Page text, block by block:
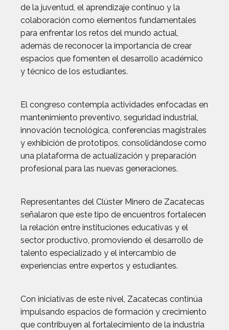
de la juventud, el aprendizaje continuo y la
colaboración como elementos fundamentales
para enfrentar los retos del mundo actual,
además de reconocer la importancia de crear
espacios que fomenten el desarrollo académico
y técnico de los estudiantes.
El congreso contempla actividades enfocadas en
mantenimiento preventivo, seguridad industrial,
innovación tecnológica, conferencias magistrales
y exhibición de prototipos, consolidándose como
una plataforma de actualización y preparación
profesional para las nuevas generaciones.
Representantes del Clúster Minero de Zacatecas
señalaron que este tipo de encuentros fortalecen
la relación entre instituciones educativas y el
sector productivo, promoviendo el desarrollo de
talento especializado y el intercambio de
experiencias entre expertos y estudiantes.
Con iniciativas de este nivel, Zacatecas continúa
impulsando espacios de formación y crecimiento
que contribuyen al fortalecimiento de la industria